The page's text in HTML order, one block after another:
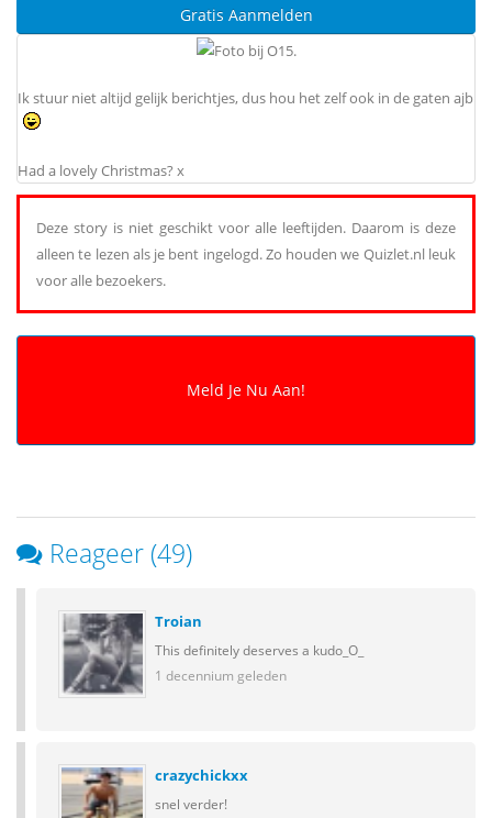
Gratis Aanmelden
Ik stuur niet altijd gelijk berichtjes, dus hou het zelf ook in de gaten ajb
Had a lovely Christmas? x
Deze story is niet geschikt voor alle leeftijden. Daarom is deze
alleen te lezen als je bent ingelogd. Zo houden we Quizlet.nl leuk
voor alle bezoekers.
Reageer (49)
Troian
This definitely deserves a kudo_O_
1 decennium geleden
crazychickxx
snel verder!